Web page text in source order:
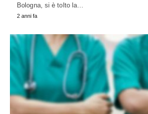
Bologna, si è tolto la…
2 anni fa